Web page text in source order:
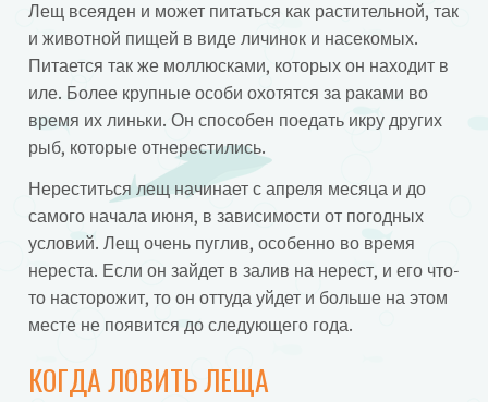
Лещ всеяден и может питаться как растительной, так
и животной пищей в виде личинок и насекомых.
Питается так же моллюсками, которых он находит в
иле. Более крупные особи охотятся за раками во
время их линьки. Он способен поедать икру других
рыб, которые отнерестились.
Нереститься лещ начинает с апреля месяца и до
самого начала июня, в зависимости от погодных
условий. Лещ очень пуглив, особенно во время
нереста. Если он зайдет в залив на нерест, и его что-
то насторожит, то он оттуда уйдет и больше на этом
месте не появится до следующего года.
КОГДА ЛОВИТЬ ЛЕЩА